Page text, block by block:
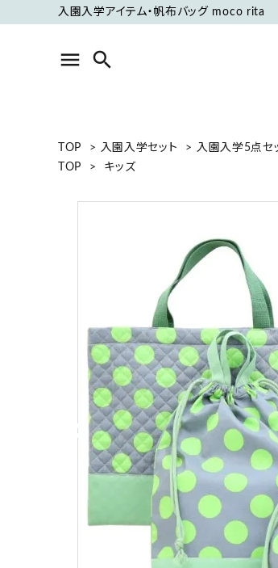
入園入学アイテム・帆布バッグ moco rita
menu search
ACCOUNT MENU
ようこそ ゲスト 様
person
グループから探す
プライバシーポリシー
特定商取引法について
TOP > 入園入学セット > 入園入学5点セッ
TOP
> キッズ